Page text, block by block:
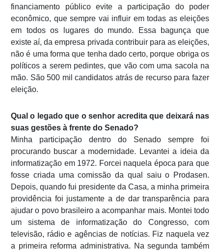
financiamento público evite a participação do poder
econômico, que sempre vai influir em todas as eleições
em todos os lugares do mundo. Essa bagunça que
existe aí, da empresa privada contribuir para as eleições,
não é uma forma que tenha dado certo, porque obriga os
políticos a serem pedintes, que vão com uma sacola na
mão. São 500 mil candidatos atrás de recurso para fazer
eleição.
Qual o legado que o senhor acredita que deixará nas
suas gestões à frente do Senado?
Minha participação dentro do Senado sempre foi
procurando buscar a modernidade. Levantei a ideia da
informatização em 1972. Forcei naquela época para que
fosse criada uma comissão da qual saiu o Prodasen.
Depois, quando fui presidente da Casa, a minha primeira
providência foi justamente a de dar transparência para
ajudar o povo brasileiro a acompanhar mais. Montei todo
um sistema de informatização do Congresso, com
televisão, rádio e agências de notícias. Fiz naquela vez
a primeira reforma administrativa. Na segunda também